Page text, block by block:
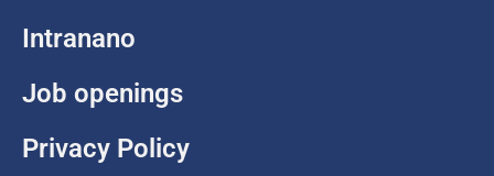
Intranano
Job openings
Privacy Policy